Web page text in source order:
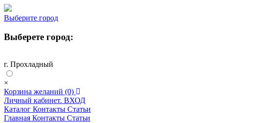
Выберите город
Выберете город:
г. Прохладный
×
Корзина желаний (0)
Личный кабинет. ВХОД
Каталог Контакты Статьи
Главная Контакты Статьи